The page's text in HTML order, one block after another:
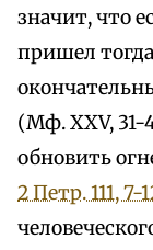
значит, что
пришел
(Мф. XXV,
обновить
2 Петр. 111, 7-